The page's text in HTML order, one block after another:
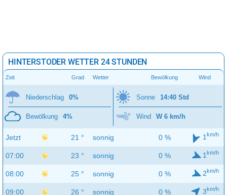
HINTERSTODER WETTER 24 STUNDEN
Zeit Grad Wetter Bewölkung Wind
Niederschlag 0%
Bewölkung 4%
Sonne 14:40 Std
Wind W 6 km/h
Jetzt 21 ° sonnig 0 % 1 km/h
07:00 23 ° sonnig 0 % 1 km/h
08:00 25 ° sonnig 0 % 2km/h
09:00 26 ° sonnig 0 % 3km/h